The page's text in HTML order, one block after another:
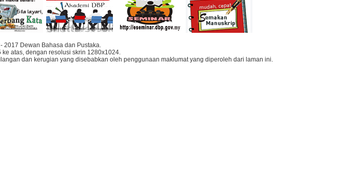
2017 Dewan Bahasa dan Pustaka.
atas, dengan resolusi skrin 1280x1024.
dan kerugian yang disebabkan oleh penggunaan maklumat yang diperoleh dari laman ini.